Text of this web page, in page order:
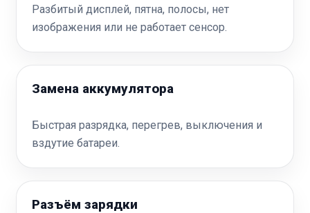
Разбитый дисплей, пятна, полосы, нет
изображения или не работает сенсор.
Замена аккумулятора
Быстрая разрядка, перегрев, выключения и
вздутие батареи.
Разъём зарядки